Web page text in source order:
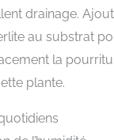
drainage.
au substrat
la
plante.